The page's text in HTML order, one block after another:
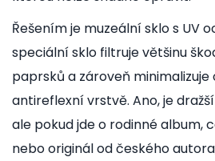
Řešením je muzeální sklo s UV
speciální sklo filtruje většinu
paprsků a zároveň minimalizuje
antireflexní vrstvě. Ano, je
ale pokud jde o rodinné album,
nebo originál od českého